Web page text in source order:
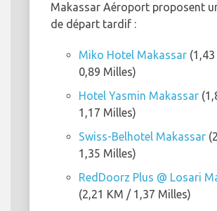
Makassar Aéroport proposent
de départ tardif :
Miko Hotel Makassar
0,89 Milles)
Hotel Yasmin Makassar
1,17 Milles)
Swiss-Belhotel Makassar
1,35 Milles)
RedDoorz Plus @ Losari
(2,21 KM / 1,37 Milles)